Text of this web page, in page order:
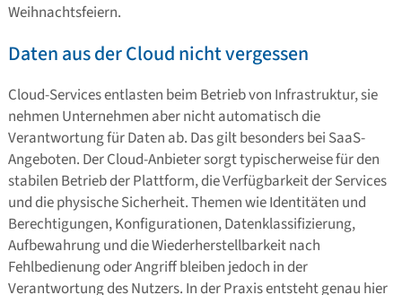
Weihnachtsfeiern.
Daten aus der Cloud nicht vergessen
Cloud-Services entlasten beim Betrieb von Infrastruktur, sie
nehmen Unternehmen aber nicht automatisch die
Verantwortung für Daten ab. Das gilt besonders bei SaaS-
Angeboten. Der Cloud-Anbieter sorgt typischerweise für den
stabilen Betrieb der Plattform, die Verfügbarkeit der Services
und die physische Sicherheit. Themen wie Identitäten und
Berechtigungen, Konfigurationen, Datenklassifizierung,
Aufbewahrung und die Wiederherstellbarkeit nach
Fehlbedienung oder Angriff bleiben jedoch in der
Verantwortung des Nutzers. In der Praxis entsteht genau hier